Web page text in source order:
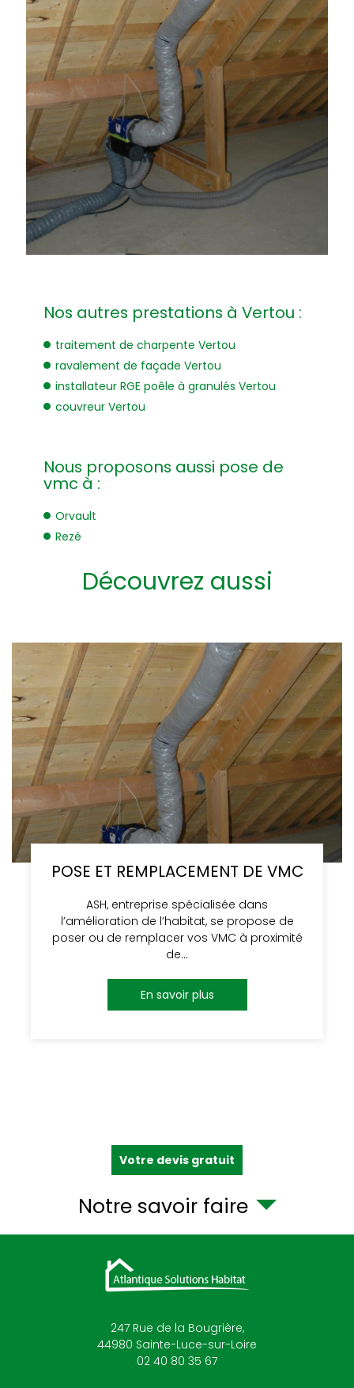
Nos autres prestations à Vertou :
traitement de charpente Vertou
ravalement de façade Vertou
installateur RGE poêle à granulés Vertou
couvreur Vertou
Nous proposons aussi pose de
vmc à :
Orvault
Rezé
Découvrez aussi
POSE ET REMPLACEMENT DE VMC
ASH, entreprise spécialisée dans
l’amélioration de l’habitat, se propose de
poser ou de remplacer vos VMC à proximité
de…
En savoir plus
Votre devis gratuit
Notre savoir faire
247 Rue de la Bougrière,
44980 Sainte-Luce-sur-Loire
02 40 80 35 67